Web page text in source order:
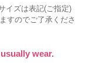
イズは表記(ご指定)
すのでご了承くださ
wear.